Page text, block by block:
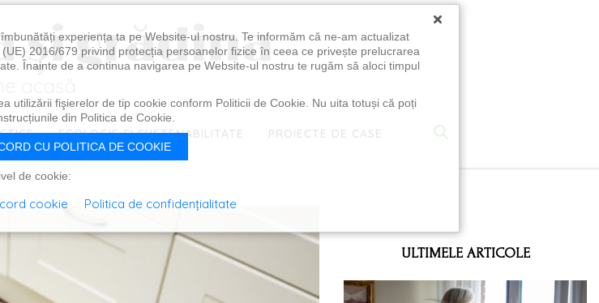
ECOLOGIE ȘI SUSTENABILITATE PROIECTE DE CASE
ULTIMELE ARTICOLE
×
experiența ta pe Website-ul nostru. Te informăm că ne-am actualizat
2016/679 privind protecția persoanelor fizice în ceea ce privește prelucrarea
Înainte de a continua navigarea pe Website-ul nostru te rugăm să aloci timpul
utilizării fişierelor de tip cookie conform Politicii de Cookie. Nu uita totuși că poți
din Politica de Cookie.
CU POLITICA DE COOKIE
de cookie:
cookie Politica de confidențialitate